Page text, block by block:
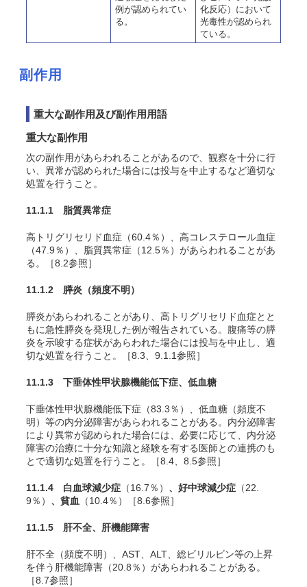
例が認められてい
る。
化反応）において
光毒性が認められ
ている。
副作用
重大な副作用及び副作用用語
重大な副作用
次の副作用があらわれることがあるので、観察を十分に行
い、異常が認められた場合には投与を中止するなど適切な
処置を行うこと。
11.1.1 脂質異常症
高トリグリセリド血症 （60.4％）
、高コレステロール血症
（47.9％）、脂質異常症（12.5％） があらわれることがあ
る。［8.2参照］
11.1.2 膵炎 （頻度不明）
膵炎があらわれることがあり、高トリグリセリド血症とと
もに急性膵炎を発現した例が報告されている。腹痛等の膵
炎を示唆する症状があらわれた場合には投与を中止し、適
切な処置を行うこと。［8.3、9.1.1参照］
11.1.3 下垂体性甲状腺機能低下症、低血糖
下垂体性甲状腺機能低下症 （83.3％）
、低血糖（頻度不
明）等の内分泌障害があらわれることがある。内分泌障害
により異常が認められた場合には、必要に応じて、内分泌
障害の治療に十分な知識と経験を有する医師との連携のも
とで適切な処置を行うこと。［8.4、8.5参照］
11.1.4 白血球減少症 （16.7％） 、好中球減少症 （22.
9％） 、貧血 （10.4％） ［8.6参照］
11.1.5 肝不全、肝機能障害
肝不全（頻度不明）、AST、ALT、総ビリルビン等の上昇
を伴う肝機能障害 （20.8％） があらわれることがある。
［8.7参照］